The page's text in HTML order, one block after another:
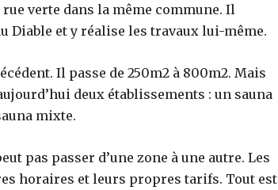
rue verte dans la même commune. Il
Diable et y réalise les travaux lui-même.
Il passe de 250m2 à 800m2. Mais
deux établissements : un sauna
mixte.
pas passer d’une zone à une autre. Les
horaires et leurs propres tarifs. Tout est